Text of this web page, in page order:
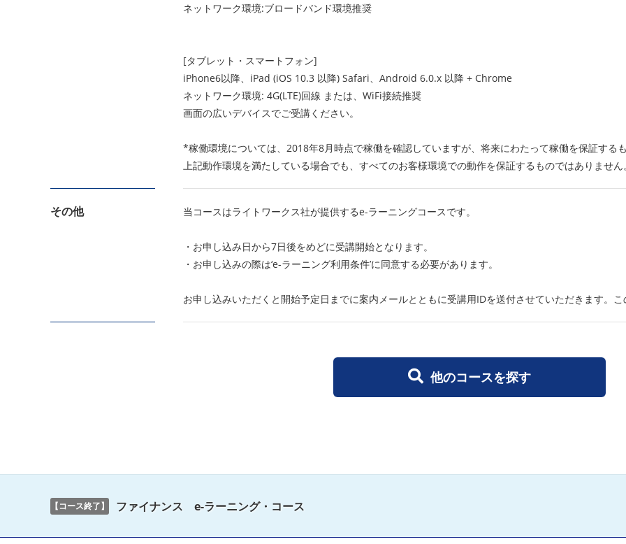
ネットワーク環境:ブロードバンド環境推奨
[タブレット・スマートフォン]
iPhone6以降、iPad (iOS 10.3 以降) Safari、Android 6.0.x 以降 + Chrome
ネットワーク環境: 4G(LTE)回線 または、WiFi接続推奨
画面の広いデバイスでご受講ください。
*稼働環境については、2018年8月時点で稼働を確認していますが、将来にわたって稼働を保証するも
上記動作環境を満たしている場合でも、すべてのお客様環境での動作を保証するものではありません。
その他 当コースはライトワークス社が提供するe-ラーニングコースです。
・お申し込み日から7日後をめどに受講開始となります。
・お申し込みの際は‘e-ラーニング利用条件’に同意する必要があります。
お申し込みいただくと開始予定日までに案内メールとともに受講用IDを送付させていただきます。
他のコースを探す
【コース終了】 ファイナンス e-ラーニング・コース